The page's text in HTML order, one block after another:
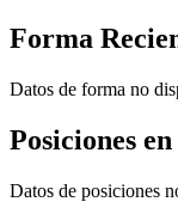
Forma
Datos de forma no
Posiciones en
Datos de posiciones